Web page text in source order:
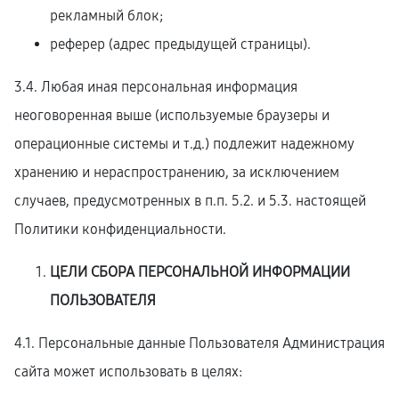
рекламный блок;
реферер (адрес предыдущей страницы).
3.4. Любая иная персональная информация
неоговоренная выше (используемые браузеры и
операционные системы и т.д.) подлежит надежному
хранению и нераспространению, за исключением
случаев, предусмотренных в п.п. 5.2. и 5.3. настоящей
Политики конфиденциальности.
ЦЕЛИ СБОРА ПЕРСОНАЛЬНОЙ ИНФОРМАЦИИ
ПОЛЬЗОВАТЕЛЯ
4.1. Персональные данные Пользователя Администрация
сайта может использовать в целях: